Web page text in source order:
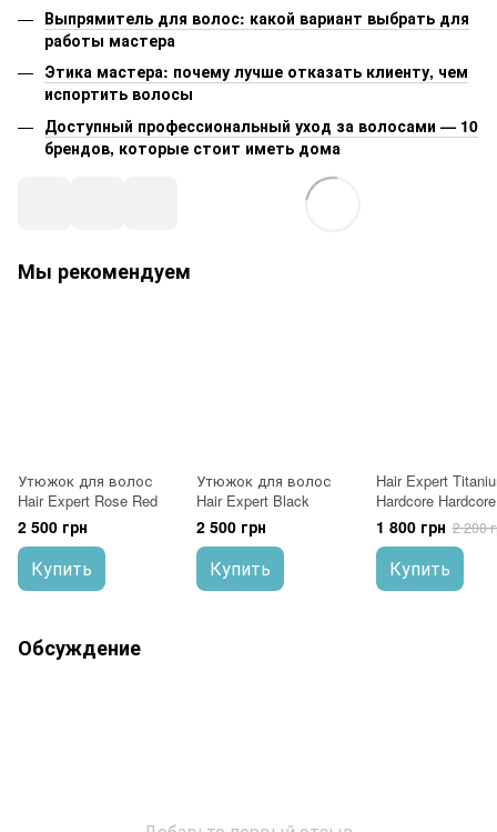
Выпрямитель для волос: какой вариант выбрать для
работы мастера
Этика мастера: почему лучше отказать клиенту, чем
испортить волосы
Доступный профессиональный уход за волосами — 10
брендов, которые стоит иметь дома
Мы рекомендуем
Утюжок для волос
Hair Expert Rose Red
2 500 грн
Купить
Утюжок для волос
Hair Expert Black
2 500 грн
Купить
Hair Expert
Hardcore Hardcore
Straight SLIM
тонкий
1 800 грн 2 200
Купить
Обсуждение